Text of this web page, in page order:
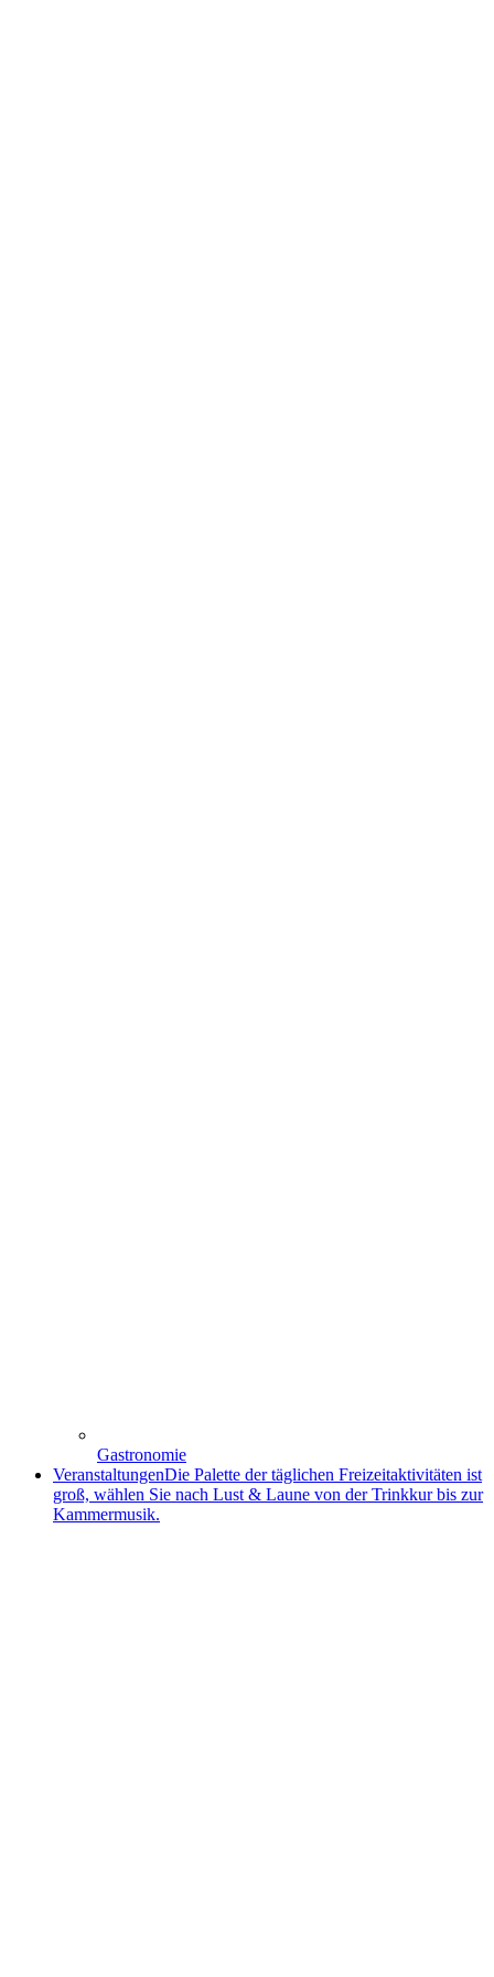
Gastronomie
VeranstaltungenDie Palette der täglichen Freizeitaktivitäten ist
groß, wählen Sie nach Lust & Laune von der Trinkkur bis zur
Kammermusik.